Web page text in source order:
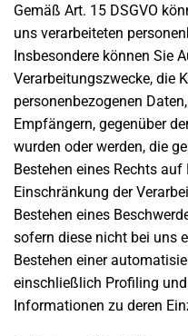
Gemäß Art. 15 DSGVO
uns verarbeiteten
Insbesondere können Sie
Verarbeitungszwecke, die
personenbezogenen
Empfängern, gegenüber
wurden oder werden, die
Bestehen eines Rechts
Einschränkung der
Bestehen eines
sofern diese nicht bei uns
Bestehen einer
einschließlich Profiling
Informationen zu deren